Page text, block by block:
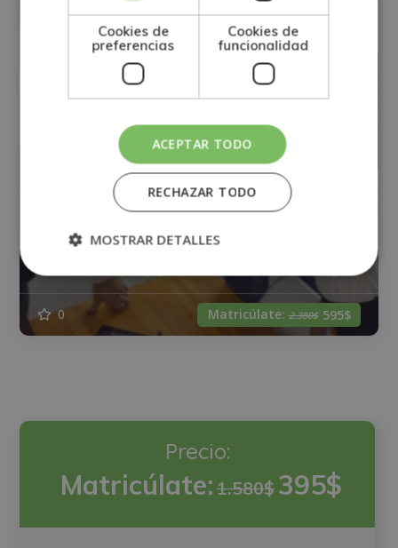
Máster Experto en Coaching Personal,
0 Matricúlate:2.380$ 595$
Precio:
Matricúlate:1.580$ 395$
Cookies de
preferencias
Cookies de
funcionalidad
ACEPTAR TODO
RECHAZAR TODO
MOSTRAR DETALLES